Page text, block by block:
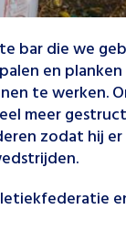
bar die we
en
te werken.
meer
zodat hij